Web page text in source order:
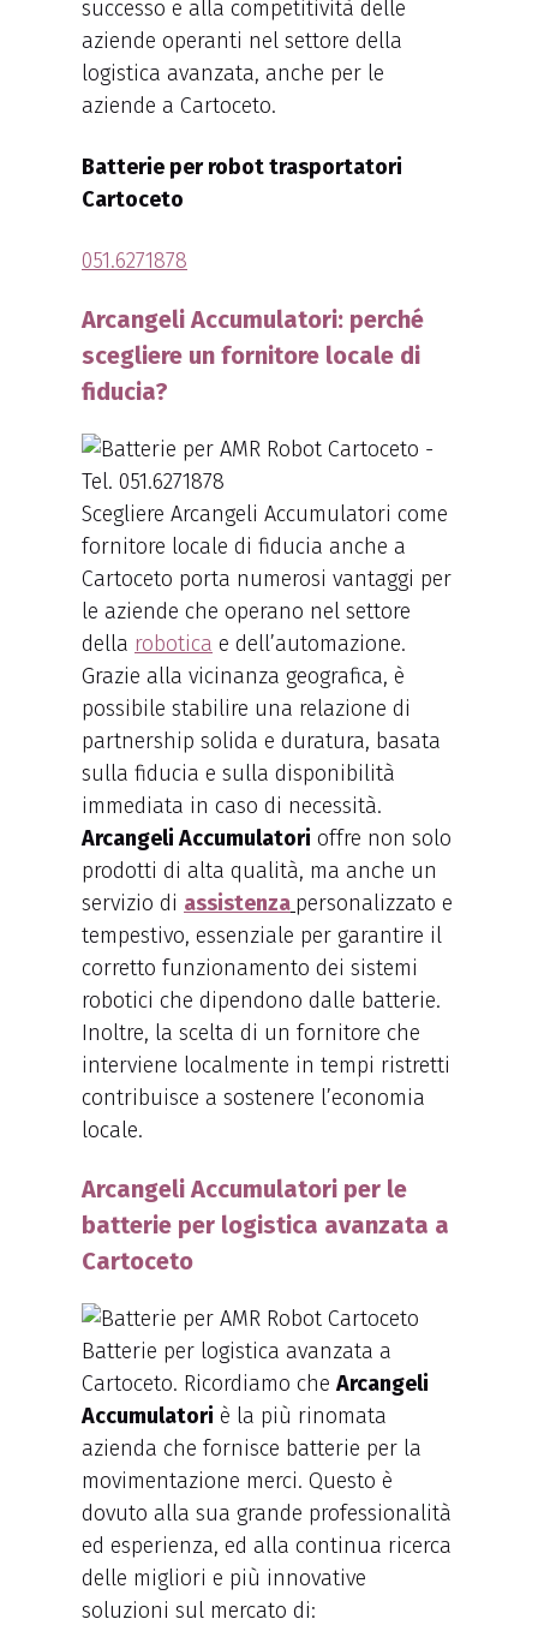
successo e alla competitività delle
aziende operanti nel settore della
logistica avanzata, anche per le
aziende a Cartoceto.
Batterie per robot trasportatori
Cartoceto
051.6271878
Arcangeli Accumulatori: perché
scegliere un fornitore locale di
fiducia?
Scegliere Arcangeli Accumulatori come
fornitore locale di fiducia anche a
Cartoceto porta numerosi vantaggi per
le aziende che operano nel settore
della robotica e dell’automazione.
Grazie alla vicinanza geografica, è
possibile stabilire una relazione di
partnership solida e duratura, basata
sulla fiducia e sulla disponibilità
immediata in caso di necessità.
Arcangeli Accumulatori offre non solo
prodotti di alta qualità, ma anche un
servizio di assistenza personalizzato e
tempestivo, essenziale per garantire il
corretto funzionamento dei sistemi
robotici che dipendono dalle batterie.
Inoltre, la scelta di un fornitore che
interviene localmente in tempi ristretti
contribuisce a sostenere l’economia
locale.
Arcangeli Accumulatori per le
batterie per logistica avanzata a
Cartoceto
Batterie per logistica avanzata a
Cartoceto. Ricordiamo che Arcangeli
Accumulatori è la più rinomata
azienda che fornisce batterie per la
movimentazione merci. Questo è
dovuto alla sua grande professionalità
ed esperienza, ed alla continua ricerca
delle migliori e più innovative
soluzioni sul mercato di: